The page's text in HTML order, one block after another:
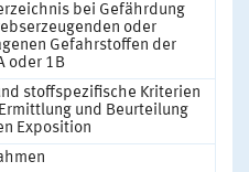
bei Gefährdung
oder
Gefahrstoffen der
oder 1B
stoffspezifische Kriterien
und Beurteilung
Exposition